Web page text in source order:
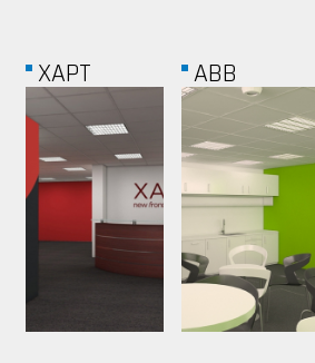
WIZZ AIR
PRIOR
GAMES